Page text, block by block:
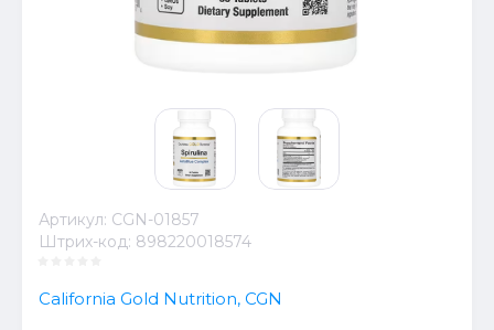
Артикул: CGN-01857
Штрих-код: 898220018574
California Gold Nutrition, CGN